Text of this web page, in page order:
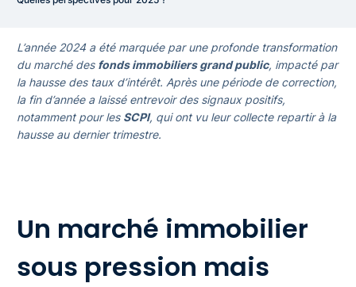
L’année 2024 a été marquée par une profonde transformation
du marché des fonds immobiliers grand public, impacté par
la hausse des taux d’intérêt. Après une période de correction,
la fin d’année a laissé entrevoir des signaux positifs,
notamment pour les SCPI, qui ont vu leur collecte repartir à la
hausse au dernier trimestre.
Un marché immobilier
sous pression mais